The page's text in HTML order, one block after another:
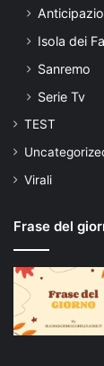
Isola dei
Sanremo
Serie Tv
TEST
Virali
Frase del